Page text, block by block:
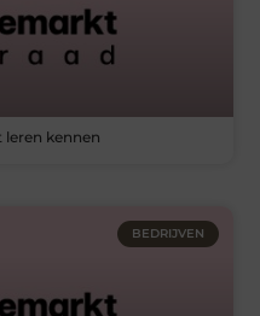
leren kennen
BEDRIJVEN